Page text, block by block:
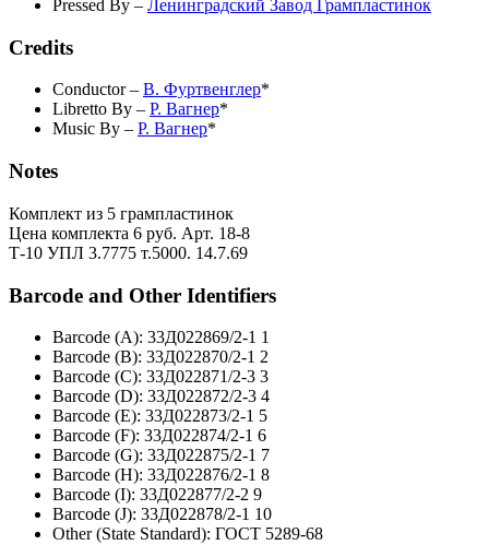
Pressed By – Ленинградский Завод Грампластинок
Credits
Conductor– В. Фуртвенглер*
Libretto By – Р. Вагнер*
Music By – Р. Вагнер*
Notes
Комплект из 5 грампластинок
Цена комплекта 6 руб. Арт. 18-8
Т-10 УПЛ 3.7775 т.5000. 14.7.69
Barcode and Other Identifiers
Barcode (A): 33Д022869/2-1 1
Barcode (B): 33Д022870/2-1 2
Barcode (C): 33Д022871/2-3 3
Barcode (D): 33Д022872/2-3 4
Barcode (E): 33Д022873/2-1 5
Barcode (F): 33Д022874/2-1 6
Barcode (G): 33Д022875/2-1 7
Barcode (H): 33Д022876/2-1 8
Barcode (I): 33Д022877/2-2 9
Barcode (J): 33Д022878/2-1 10
Other (State Standard): ГОСТ 5289-68